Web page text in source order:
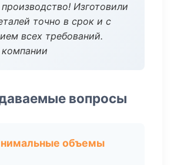
Изготовили
точно в срок и с
всех требований.
вопросы
объемы